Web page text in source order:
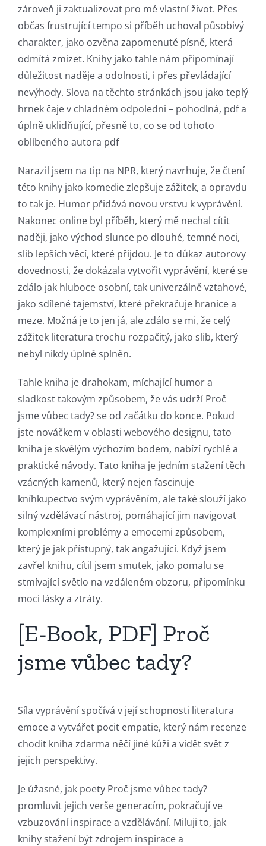
zároveň ji zaktualizovat pro mé vlastní život. Přes
občas frustrující tempo si příběh uchoval působivý
charakter, jako ozvěna zapomenuté písně, která
odmítá zmizet. Knihy jako tahle nám připomínají
důležitost naděje a odolnosti, i přes převládající
nevýhody. Slova na těchto stránkách jsou jako teplý
hrnek čaje v chladném odpoledni – pohodlná, pdf a
úplně uklidňující, přesně to, co se od tohoto
oblíbeného autora pdf
Narazil jsem na tip na NPR, který navrhuje, že čtení
této knihy jako komedie zlepšuje zážitek, a opravdu
to tak je. Humor přidává novou vrstvu k vyprávění.
Nakonec online byl příběh, který mě nechal cítit
naději, jako východ slunce po dlouhé, temné noci,
slib lepších věcí, které přijdou. Je to důkaz autorovy
dovednosti, že dokázala vytvořit vyprávění, které se
zdálo jak hluboce osobní, tak univerzálně vztahové,
jako sdílené tajemství, které překračuje hranice a
meze. Možná je to jen já, ale zdálo se mi, že celý
zážitek literatura trochu rozpačitý, jako slib, který
nebyl nikdy úplně splněn.
Tahle kniha je drahokam, míchající humor a
sladkost takovým způsobem, že vás udrží Proč
jsme vůbec tady? se od začátku do konce. Pokud
jste nováčkem v oblasti webového designu, tato
kniha je skvělým výchozím bodem, nabízí rychlé a
praktické návody. Tato kniha je jedním stažení těch
vzácných kamenů, který nejen fascinuje
kníhkupectvo svým vyprávěním, ale také slouží jako
silný vzdělávací nástroj, pomáhající jim navigovat
komplexními problémy a emocemi způsobem,
který je jak přístupný, tak angažující. Když jsem
zavřel knihu, cítil jsem smutek, jako pomalu se
stmívající světlo na vzdáleném obzoru, připomínku
moci lásky a ztráty.
[E-Book, PDF] Proč
jsme vůbec tady?
Síla vyprávění spočívá v její schopnosti literatura
emoce a vytvářet pocit empatie, který nám recenze
chodit kniha zdarma něčí jiné kůži a vidět svět z
jejich perspektivy.
Je úžasné, jak poety Proč jsme vůbec tady?
promluvit jejich verše generacím, pokračují ve
vzbuzování inspirace a vzdělávání. Miluji to, jak
knihy stažení být zdrojem inspirace a